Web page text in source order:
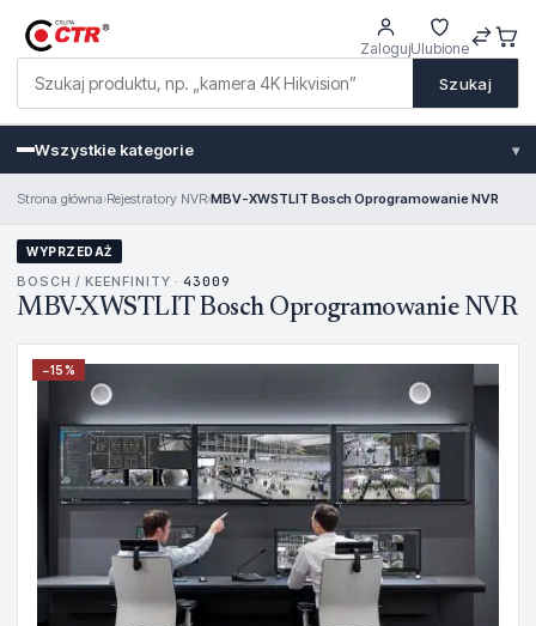
Szukaj
ZalogujUlubione
Wszystkie kategorie ▾
Strona główna›Rejestratory NVR›MBV-XWSTLIT Bosch Oprogramowanie NVR
WYPRZEDAŻ
BOSCH / KEENFINITY · 43009
MBV-XWSTLIT Bosch Oprogramowanie NVR
−15%